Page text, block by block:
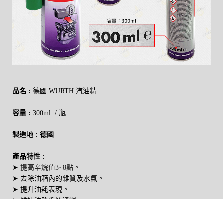
品名 : 德國 WURTH 汽油精
容量 : 300ml / 瓶
製造地 : 德國
產品特性 :
➤ 提高辛烷值3~8點 。
➤ 去除油箱內的雜質及水氣。
➤ 提升油耗表現。